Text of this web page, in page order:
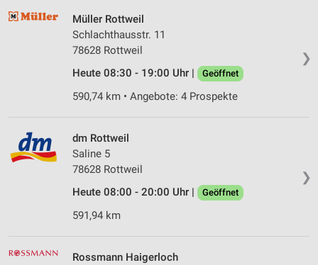
❯
Müller Rottweil
Schlachthausstr. 11
78628 Rottweil
Heute 08:30 - 19:00 Uhr |
Geöffnet
590,74 km • Angebote: 4 Prospekte
❯
dm Rottweil
Saline 5
78628 Rottweil
Heute 08:00 - 20:00 Uhr |
Geöffnet
591,94 km
Rossmann Haigerloch